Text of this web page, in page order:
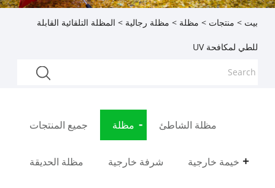
بيت > منتجات > مظلة > مظلة رجالية > المظلة التلقائية القابلة
للطي لمكافحة UV
جميع المنتجات مظلة مظلة الشاطئ
مظلة الحديقة شرفة خارجية خيمة خارجية